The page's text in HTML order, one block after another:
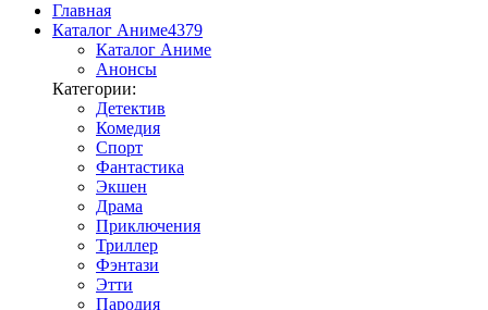
Главная
Каталог Аниме4379
Каталог Аниме
Анонсы
Категории:
Детектив
Комедия
Спорт
Фантастика
Экшен
Драма
Приключения
Триллер
Фэнтази
Этти
Пародия